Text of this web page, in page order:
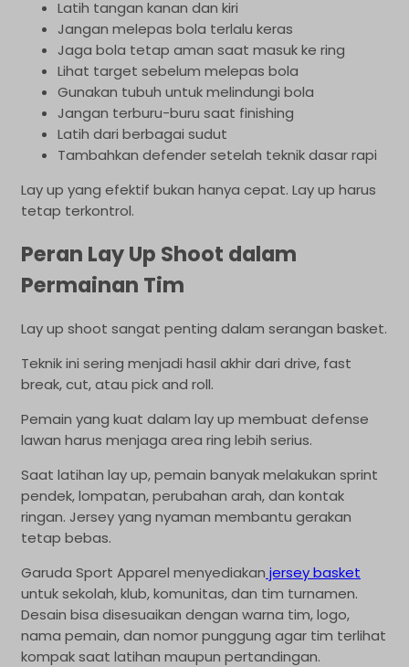
Latih tangan kanan dan kiri
Jangan melepas bola terlalu keras
Jaga bola tetap aman saat masuk ke ring
Lihat target sebelum melepas bola
Gunakan tubuh untuk melindungi bola
Jangan terburu-buru saat finishing
Latih dari berbagai sudut
Tambahkan defender setelah teknik dasar rapi
Lay up yang efektif bukan hanya cepat. Lay up harus
tetap terkontrol.
Peran Lay Up Shoot dalam
Permainan Tim
Lay up shoot sangat penting dalam serangan basket.
Teknik ini sering menjadi hasil akhir dari drive, fast
break, cut, atau pick and roll.
Pemain yang kuat dalam lay up membuat defense
lawan harus menjaga area ring lebih serius.
Saat latihan lay up, pemain banyak melakukan sprint
pendek, lompatan, perubahan arah, dan kontak
ringan. Jersey yang nyaman membantu gerakan
tetap bebas.
Garuda Sport Apparel menyediakan jersey basket
untuk sekolah, klub, komunitas, dan tim turnamen.
Desain bisa disesuaikan dengan warna tim, logo,
nama pemain, dan nomor punggung agar tim terlihat
kompak saat latihan maupun pertandingan.